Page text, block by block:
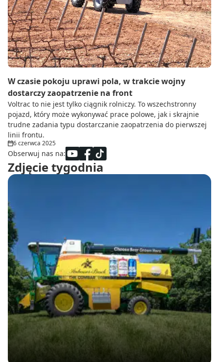
Do zbioru
Rolnictwo precyzyjne
Dealerzy
Ze świata techniki rolniczej
W czasie pokoju uprawi pola, w trakcie wojny
dostarczy zaopatrzenie na front
Voltrac to nie jest tylko ciągnik rolniczy. To wszechstronny
pojazd, który może wykonywać prace polowe, jak i skrajnie
trudne zadania typu dostarczanie zaopatrzenia do pierwszej
linii frontu.
6 czerwca 2025
Obserwuj nas na:
Zdjęcie tygodnia